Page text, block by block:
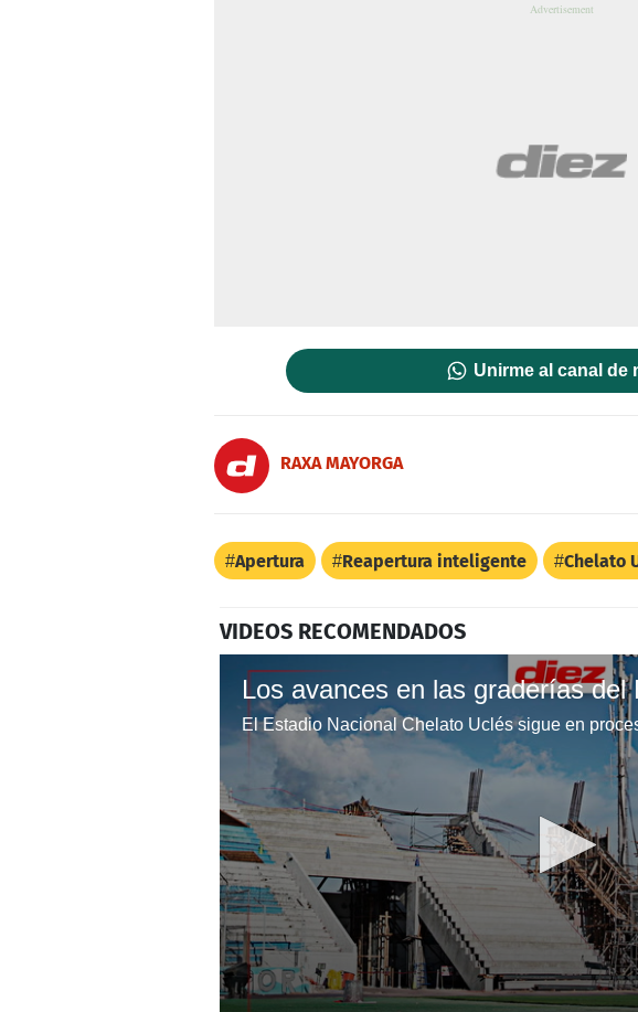
Unirme al canal de
RAXA MAYORGA
Apertura Reapertura inteligente Chelato
VIDEOS RECOMENDADOS